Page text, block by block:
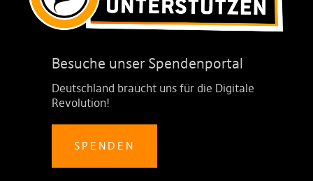
Besuche unser Spendenportal
Deutschland braucht uns für die Digitale
Revolution!
SPENDEN